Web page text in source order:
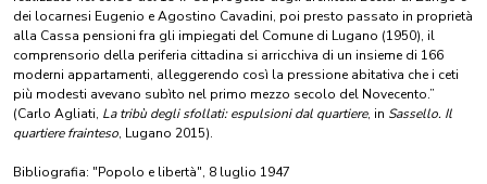
dei locarnesi Eugenio e Agostino Cavadini, poi presto passato in proprietà
alla Cassa pensioni fra gli impiegati del Comune di Lugano (1950), il
comprensorio della periferia cittadina si arricchiva di un insieme di 166
moderni appartamenti, alleggerendo così la pressione abitativa che i ceti
più modesti avevano subìto nel primo mezzo secolo del Novecento.”
(Carlo Agliati, La tribù degli sfollati: espulsioni dal quartiere, in Sassello. Il
quartiere frainteso, Lugano 2015).
Bibliografia: "Popolo e libertà", 8 luglio 1947